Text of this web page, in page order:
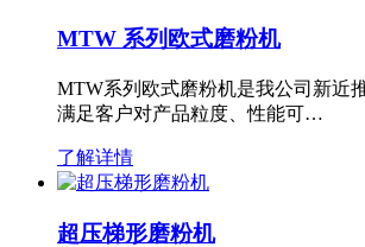
MTW 系列欧式磨粉机
MTW系列欧式磨粉机是我公司新近
满足客户对产品粒度、性能可…
了解详情
超压梯形磨粉机